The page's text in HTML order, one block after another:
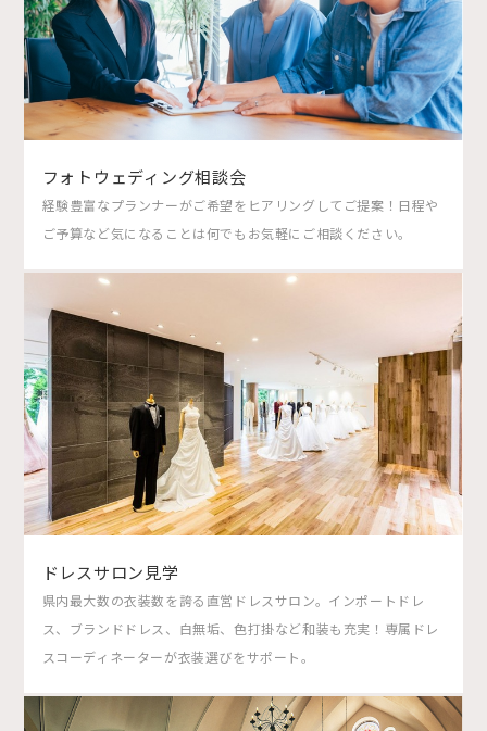
フォトウェディング相談会
経験豊富なプランナーがご希望をヒアリングしてご提案！日程や
ご予算など気になることは何でもお気軽にご相談ください。
ドレスサロン見学
県内最大数の衣装数を誇る直営ドレスサロン。インポートドレ
ス、ブランドドレス、白無垢、色打掛など和装も充実！専属ドレ
スコーディネーターが衣装選びをサポート。